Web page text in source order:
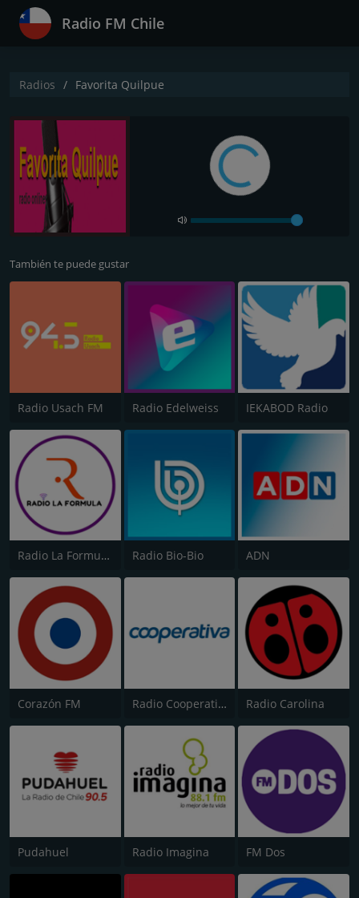
Radio FM Chile
Radios Favorita Quilpue
También te puede gustar
Radio Usach FM Radio Edelweiss IEKABOD Radio
Radio La Formula Frutillar Radio Bio-Bio ADN
Corazón FM Radio Cooperativa Radio Carolina
Pudahuel Radio Imagina FM Dos